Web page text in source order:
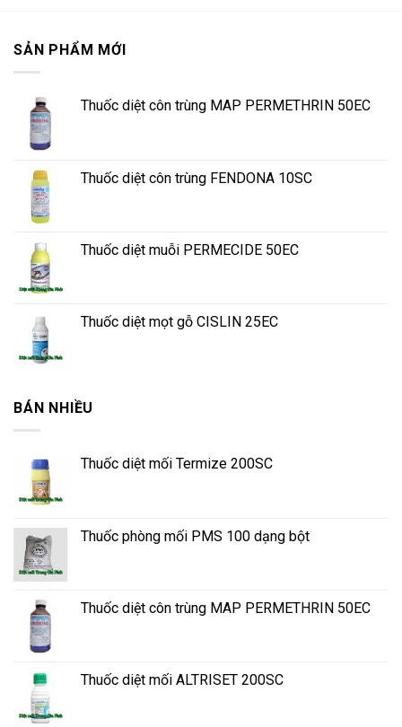
SẢN PHẨM MỚI
Thuốc diệt côn trùng MAP PERMETHRIN 50EC
Thuốc diệt côn trùng FENDONA 10SC
Thuốc diệt muỗi PERMECIDE 50EC
Thuốc diệt mọt gỗ CISLIN 25EC
BÁN NHIỀU
Thuốc diệt mối Termize 200SC
Thuốc phòng mối PMS 100 dạng bột
Thuốc diệt côn trùng MAP PERMETHRIN 50EC
Thuốc diệt mối ALTRISET 200SC